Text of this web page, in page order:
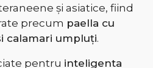
și asiatice, fiind
precum paella cu
calamari umpluți.
pentru inteligenta